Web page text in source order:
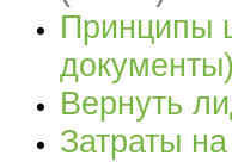
Принципы
Вернуть
Затраты